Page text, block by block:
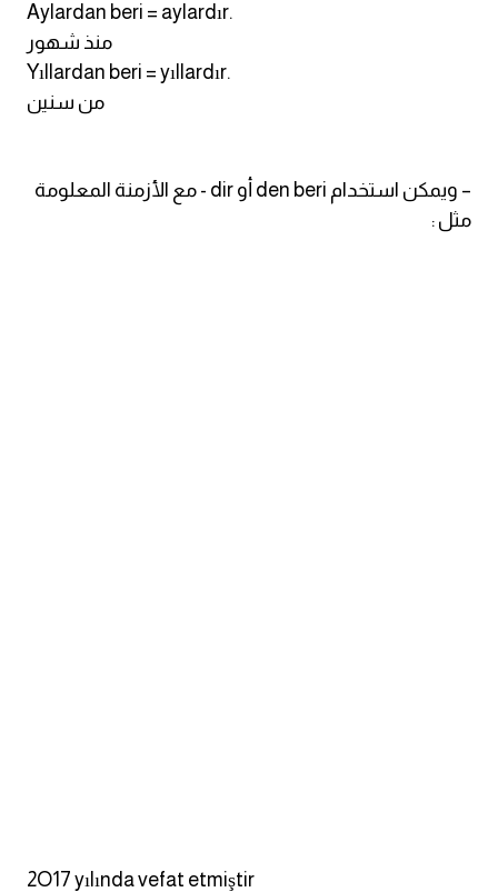
كلمات بحرف y
Aylardan beri = aylardır.
منذ شهور
Yıllardan beri = yıllardır.
من سنين
– ويمكن استخدام den beri أو dir - مع الأزمنة المعلومة
مثل :
2O17 yılında vefat etmiştir